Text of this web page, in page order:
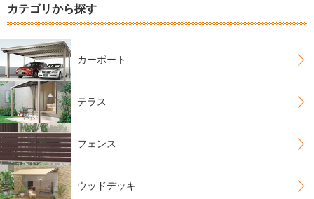
カテゴリから探す
カーポート
テラス
フェンス
ウッドデッキ